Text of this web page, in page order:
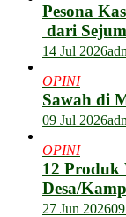
Pesona
dari
14 Jul 2026
OPINI
Sawah di
09 Jul 2026
OPINI
12 Produk
Desa/
27 Jun 2026